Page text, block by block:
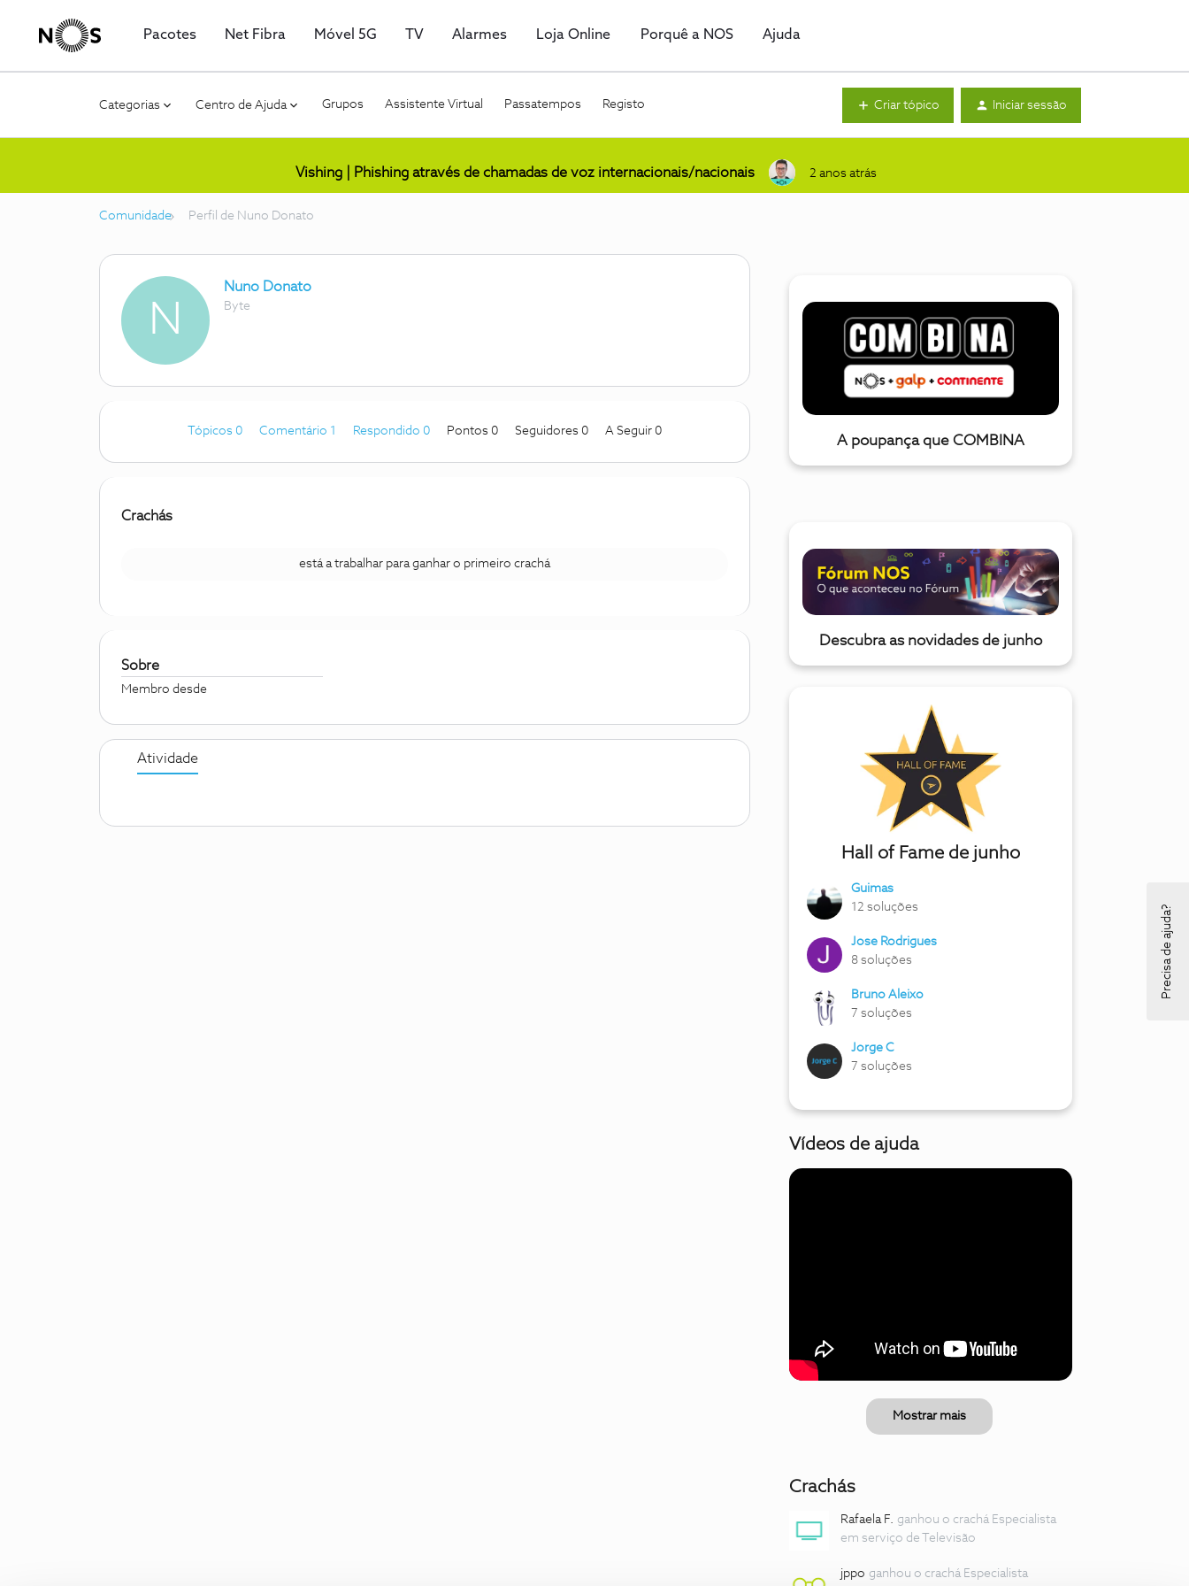
Pacotes Net Fibra Móvel 5G TV Alarmes Loja Online Porquê a NOS Ajuda
Categorias Centro de Ajuda Grupos Assistente Virtual Passatempos Registo Criar tópico Iniciar sessão
Vishing | Phishing através de chamadas de voz internacionais/nacionais 2 anos atrás
Comunidade Perfil de Nuno Donato
N
Nuno Donato
Byte
Tópicos 0 Comentário 1 Respondido 0 Pontos 0 Seguidores 0 A Seguir 0
Crachás
está a trabalhar para ganhar o primeiro crachá
Sobre
Membro desde
Atividade
A poupança que COMBINA
Descubra as novidades de junho
Hall of Fame de junho
Guimas
12 soluções
Jose Rodrigues
8 soluções
Bruno Aleixo
7 soluções
Jorge C
7 soluções
Vídeos de ajuda
Mostrar mais
Crachás
Rafaela F. ganhou o crachá Especialista
em serviço de Televisão
jppo ganhou o crachá Especialista
Precisa de ajuda?